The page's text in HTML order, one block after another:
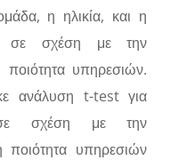
η ηλικία, και η
σε σχέση με την
ποιότητα υπηρεσιών.
ανάλυση t-test για
σε σχέση με την
ποιότητα υπηρεσιών